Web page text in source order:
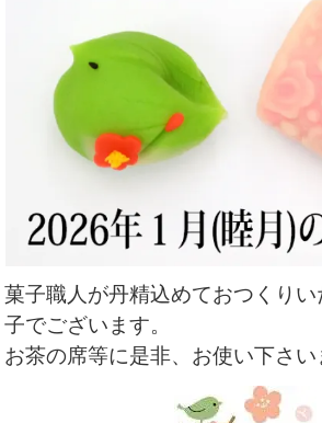
菓子職人が丹精込めておつくり
子でございます。
お茶の席等に是非、お使い下さい